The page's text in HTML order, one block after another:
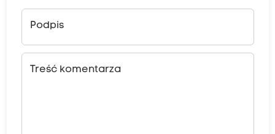
Podpis
Treść komentarza